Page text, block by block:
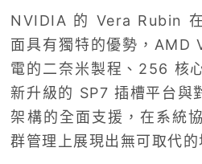
NVIDIA 的 Vera Rubin
面具有獨特的優勢，AMD
電的二奈米製程、256 核
新升級的 SP7 插槽平台與
架構的全面支援，在系統
群管理上展現出無可取代的